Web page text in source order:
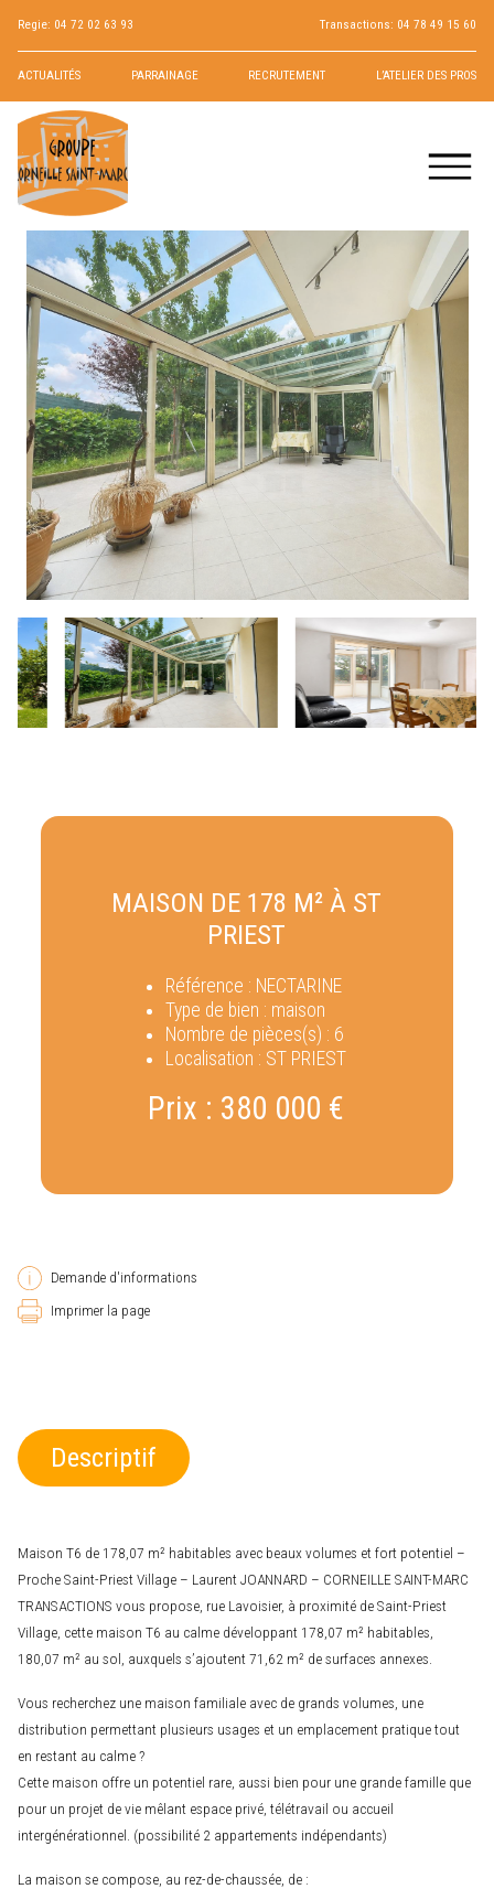
Regie: 04 72 02 63 93 Transactions: 04 78 49 15 60
ACTUALITÉS PARRAINAGE RECRUTEMENT L’ATELIER DES PROS
MAISON DE 178 M² À ST
PRIEST
Référence : NECTARINE
Type de bien : maison
Nombre de pièces(s) : 6
Localisation : ST PRIEST
Prix : 380 000 €
Demande d'informations
Imprimer la page
Descriptif
Maison T6 de 178,07 m² habitables avec beaux volumes et fort potentiel –
Proche Saint-Priest Village – Laurent JOANNARD – CORNEILLE SAINT-MARC
TRANSACTIONS vous propose, rue Lavoisier, à proximité de Saint-Priest
Village, cette maison T6 au calme développant 178,07 m² habitables,
180,07 m² au sol, auxquels s’ajoutent 71,62 m² de surfaces annexes.
Vous recherchez une maison familiale avec de grands volumes, une
distribution permettant plusieurs usages et un emplacement pratique tout
en restant au calme ?
Cette maison offre un potentiel rare, aussi bien pour une grande famille que
pour un projet de vie mêlant espace privé, télétravail ou accueil
intergénérationnel. (possibilité 2 appartements indépendants)
La maison se compose, au rez-de-chaussée, de :